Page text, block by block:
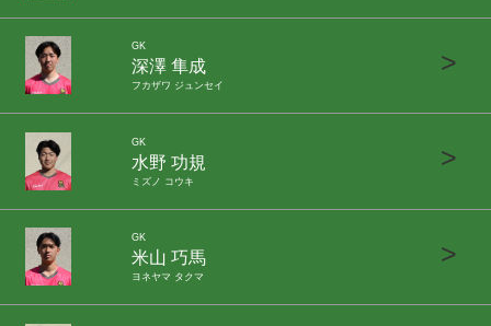
GK
深澤 隼成
フカザワ ジュンセイ
>
GK
水野 功規
ミズノ コウキ
>
GK
米山 巧馬
ヨネヤマ タクマ
>